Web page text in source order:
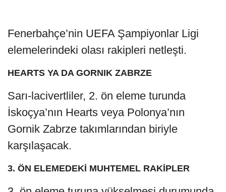
Fenerbahçe’nin UEFA Şampiyonlar Ligi
elemelerindeki olası rakipleri netleşti.
HEARTS YA DA GORNIK ZABRZE
Sarı-lacivertliler, 2. ön eleme turunda
İskoçya’nın Hearts veya Polonya’nın
Gornik Zabrze takımlarından biriyle
karşılaşacak.
3. ÖN ELEMEDEKİ MUHTEMEL RAKİPLER